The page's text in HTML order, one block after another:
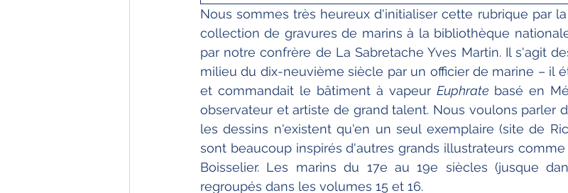
Nous sommes très heureux d'initialiser cette rubrique par
collection de gravures de marins à la bibliothèque
par notre confrère de La Sabretache Yves Martin. Il s'agit
milieu du dix-neuvième siècle par un officier de marine – il
et commandait le bâtiment à vapeur Euphrate basé en
observateur et artiste de grand talent. Nous voulons parler
les dessins n'existent qu'en un seul exemplaire (site de
sont beaucoup inspirés d'autres grands illustrateurs
Boisselier. Les marins du 17e au 19e siècles (jusque
regroupés dans les volumes 15 et 16.